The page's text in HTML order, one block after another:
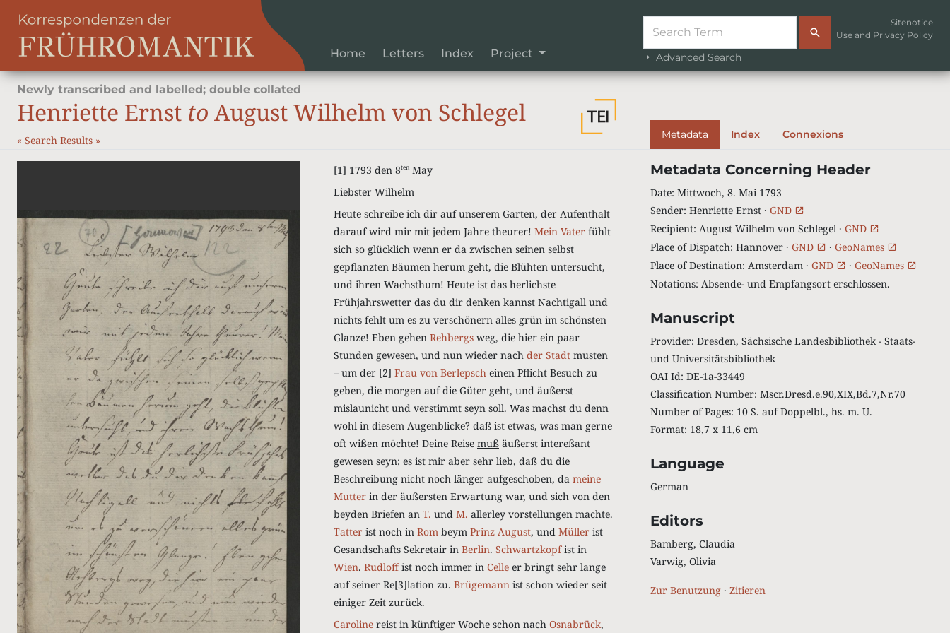
Home Letters Index Project Advanced Search
Sitenotice
Use and Privacy Policy
Newly transcribed and labelled; double collated
Henriette Ernst to August Wilhelm von Schlegel
« Search Results » Metadata Index Connexions
[1] 1793 den 8tenMay
Liebster Wilhelm
Heute schreibe ich dir auf unserem Garten, der Aufenthalt
darauf wird mir mit jedem Jahre theurer! Mein Vaterfühlt
sich so glücklich wenn er da zwischen seinen selbst
gepflanzten Bäumen herum geht, die Blühten untersucht,
und ihren Wachsthum! Heute ist das herlichste
Frühjahrswetter das du dir denken kannst Nachtigall und
nichts fehlt um es zu verschönern alles grün im schönsten
Glanze! Eben gehen Rehbergsweg, die hier ein paar
Stunden gewesen, und nun wieder nach der Stadtmusten
– um der [2] Frau von Berlepscheinen Pflicht Besuch zu
geben, die morgen auf die Güter geht, und äußerst
mislaunicht und verstimmt seyn soll. Was machst du denn
wohl in diesem Augenblicke? daß ist etwas, was man gerne
oft wißen möchte! Deine Reise mußäußerst intereßant
gewesen seyn; es ist mir aber sehr lieb, daß du die
Beschreibung nicht noch länger aufgeschoben, da meine
Mutterin der äußersten Erwartung war, und sich von den
beyden Briefen an T. und M. allerley vorstellungen machte.
Tatterist noch in Rombeym Prinz August, und Müllerist
Gesandschafts Sekretair in Berlin. Schwartzkopfist in
Wien. Rudloffist noch immer in Celleer bringt sehr lange
auf seiner Re[3]lation zu. Brügemannist schon wieder seit
einiger Zeit zurück.
Carolinereist in künftiger Woche schon nach Osnabrück,
Metadata Concerning Header
Date: Mittwoch, 8. Mai 1793
Sender: Henriette Ernst · GND
Recipient: August Wilhelm von Schlegel · GND
Place of Dispatch: Hannover · GND · GeoNames
Place of Destination: Amsterdam · GND · GeoNames
Notations: Absende- und Empfangsort erschlossen.
Manuscript
Provider: Dresden, Sächsische Landesbibliothek - Staats-
und Universitätsbibliothek
OAI Id: DE-1a-33449
Classification Number: Mscr.Dresd.e.90,XIX,Bd.7,Nr.70
Number of Pages: 10 S. auf Doppelbl., hs. m. U.
Format: 18,7 x 11,6 cm
Language
German
Editors
Bamberg, Claudia
Varwig, Olivia
Zur Benutzung· Zitieren